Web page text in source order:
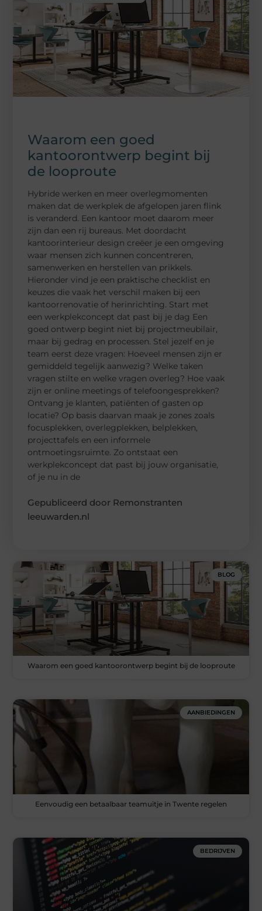
Waarom een goed
kantoorontwerp begint bij
de looproute
Hybride werken en meer overlegmomenten
maken dat de werkplek de afgelopen jaren flink
is veranderd. Een kantoor moet daarom meer
zijn dan een rij bureaus. Met doordacht
kantoorinterieur design creëer je een omgeving
waar mensen zich kunnen concentreren,
samenwerken en herstellen van prikkels.
Hieronder vind je een praktische checklist en
keuzes die vaak het verschil maken bij een
kantoorrenovatie of herinrichting. Start met
een werkplekconcept dat past bij je dag Een
goed ontwerp begint niet bij projectmeubilair,
maar bij gedrag en processen. Stel jezelf en je
team eerst deze vragen: Hoeveel mensen zijn er
gemiddeld tegelijk aanwezig? Welke taken
vragen stilte en welke vragen overleg? Hoe vaak
zijn er online meetings of telefoongesprekken?
Ontvang je klanten, patiënten of gasten op
locatie? Op basis daarvan maak je zones zoals
focusplekken, overlegplekken, belplekken,
projecttafels en een informele
ontmoetingsruimte. Zo ontstaat een
werkplekconcept dat past bij jouw organisatie,
of je nu in de
Gepubliceerd door Remonstranten
leeuwarden.nl
BLOG
Waarom een goed kantoorontwerp begint bij de looproute
AANBIEDINGEN
Eenvoudig een betaalbaar teamuitje in Twente regelen
BEDRIJVEN